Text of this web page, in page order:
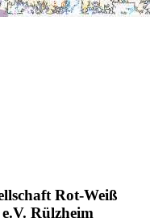
Rot-Weiß
Rülzheim